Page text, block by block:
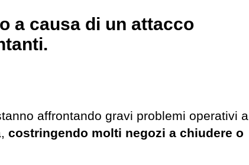
a causa di un attacco
affrontando gravi problemi operativi a
costringendo molti negozi a chiudere o